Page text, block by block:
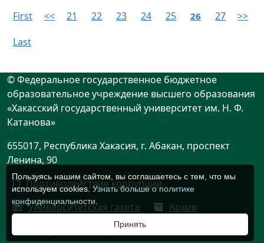
Пользуясь нашим сайтом, вы соглашаетесь с тем, что мы
используем cookies.Узнать больше о политике
конфиденциальности
Принять
First << 21 22 23 24 25 26 27
>>
Last
© Федеральное государственное бюджетное
образовательное учреждение высшего образования
«Хакасский государственный университет им. Н. Ф.
Катанова»
655017, Республика Хакасия, г. Абакан, проспект
Ленина, 90
Противодействие коррупции
Университетская газета
Архив
Историческая справка о ВУЗе